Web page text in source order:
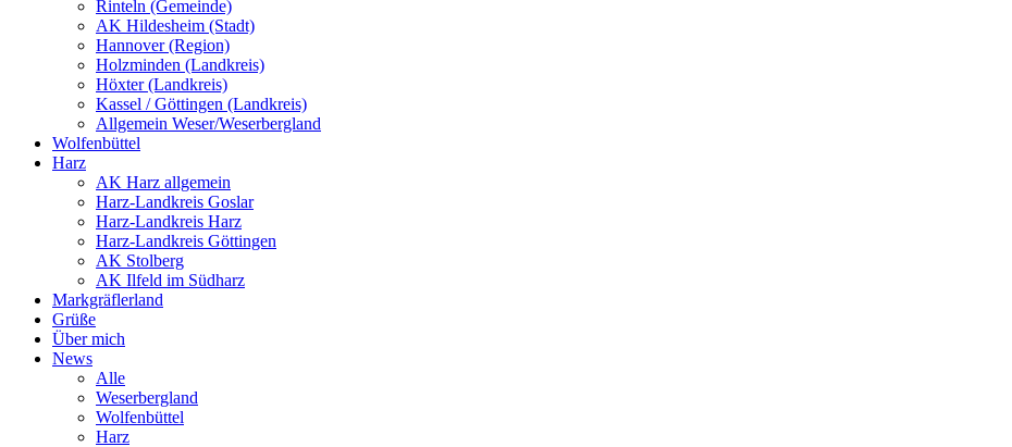
Rinteln (Gemeinde)
AK Hildesheim (Stadt)
Hannover (Region)
Holzminden (Landkreis)
Höxter (Landkreis)
Kassel / Göttingen (Landkreis)
Allgemein Weser/Weserbergland
Wolfenbüttel
Harz
AK Harz allgemein
Harz-Landkreis Goslar
Harz-Landkreis Harz
Harz-Landkreis Göttingen
AK Stolberg
AK Ilfeld im Südharz
Markgräflerland
Grüße
Über mich
News
Alle
Weserbergland
Wolfenbüttel
Harz